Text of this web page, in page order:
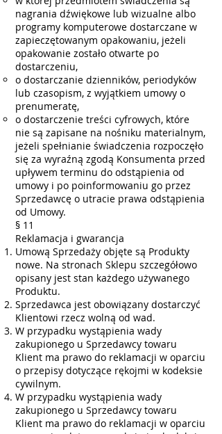
nagrania dźwiękowe lub wizualne albo
programy komputerowe dostarczane w
zapieczętowanym opakowaniu, jeżeli
opakowanie zostało otwarte po
dostarczeniu,
o dostarczanie dzienników, periodyków
lub czasopism, z wyjątkiem umowy o
prenumeratę,
o dostarczenie treści cyfrowych, które
nie są zapisane na nośniku materialnym,
jeżeli spełnianie świadczenia rozpoczęło
się za wyraźną zgodą Konsumenta przed
upływem terminu do odstąpienia od
umowy i po poinformowaniu go przez
Sprzedawcę o utracie prawa odstąpienia
od Umowy.
§ 11
Reklamacja i gwarancja
Umową Sprzedaży objęte są Produkty
nowe. Na stronach Sklepu szczegółowo
opisany jest stan każdego używanego
Produktu.
Sprzedawca jest obowiązany dostarczyć
Klientowi rzecz wolną od wad.
W przypadku wystąpienia wady
zakupionego u Sprzedawcy towaru
Klient ma prawo do reklamacji w oparciu
o przepisy dotyczące rękojmi w kodeksie
cywilnym.
W przypadku wystąpienia wady
zakupionego u Sprzedawcy towaru
Klient ma prawo do reklamacji w oparciu